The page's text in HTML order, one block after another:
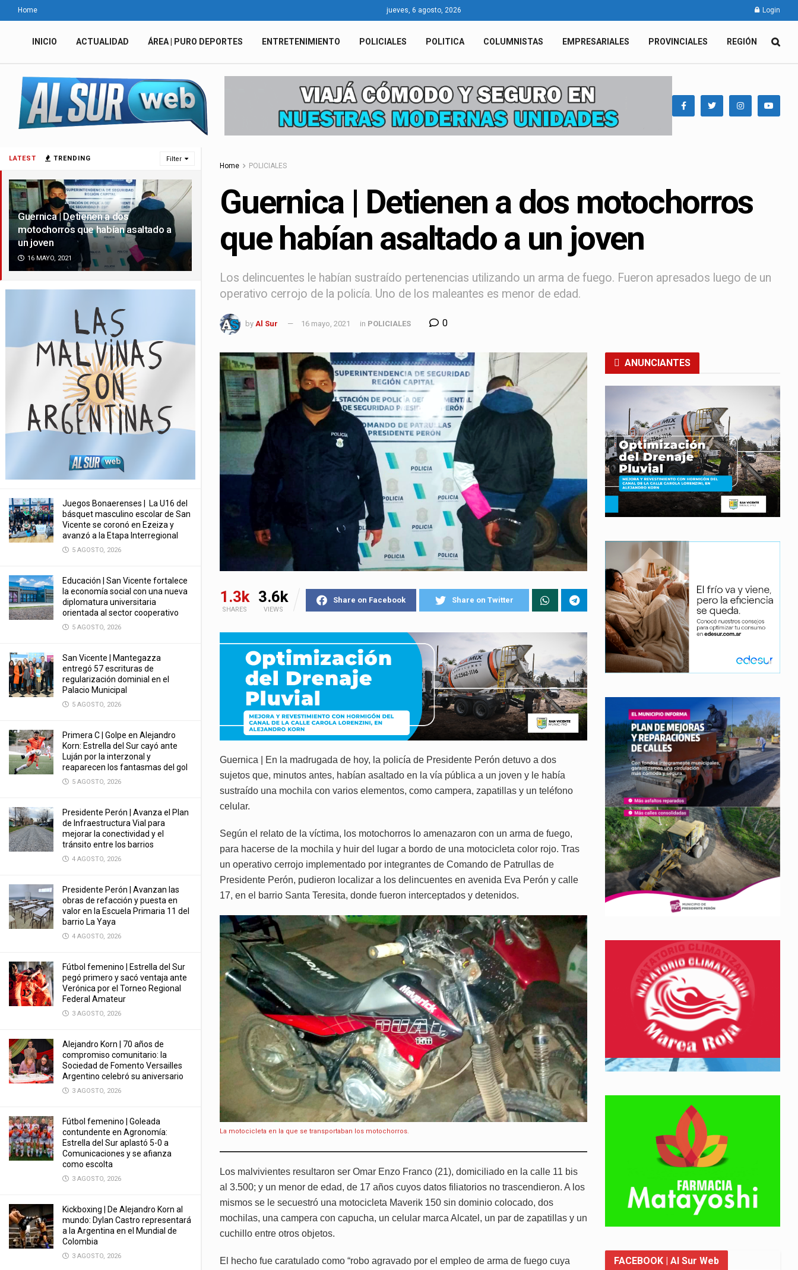
LATEST TRENDING Filter
Guernica | Detienen a dos
motochorros que habían asaltado a
un joven
16 MAYO, 2021
Juegos Bonaerenses | La U16 del
básquet masculino escolar de San
Vicente se coronó en Ezeiza y
avanzó a la Etapa Interregional
5 AGOSTO, 2026
Educación | San Vicente fortalece
la economía social con una nueva
diplomatura universitaria
orientada al sector cooperativo
5 AGOSTO, 2026
San Vicente | Mantegazza
entregó 57 escrituras de
regularización dominial en el
Palacio Municipal
5 AGOSTO, 2026
Primera C | Golpe en Alejandro
Korn: Estrella del Sur cayó ante
Luján por la interzonal y
reaparecen los fantasmas del gol
5 AGOSTO, 2026
Presidente Perón | Avanza el Plan
de Infraestructura Vial para
mejorar la conectividad y el
tránsito entre los barrios
4 AGOSTO, 2026
Presidente Perón | Avanzan las
obras de refacción y puesta en
valor en la Escuela Primaria 11 del
barrio La Yaya
4 AGOSTO, 2026
Fútbol femenino | Estrella del Sur
pegó primero y sacó ventaja ante
Verónica por el Torneo Regional
Federal Amateur
3 AGOSTO, 2026
Alejandro Korn | 70 años de
compromiso comunitario: la
Sociedad de Fomento Versailles
Argentino celebró su aniversario
3 AGOSTO, 2026
Fútbol femenino | Goleada
contundente en Agronomía:
Estrella del Sur aplastó 5-0 a
Comunicaciones y se afianza
como escolta
3 AGOSTO, 2026
Kickboxing | De Alejandro Korn al
mundo: Dylan Castro representará
a la Argentina en el Mundial de
Colombia
3 AGOSTO, 2026
Home jueves, 6 agosto, 2026 Login
INICIO ACTUALIDAD ÁREA | PURO DEPORTES ENTRETENIMIENTO POLICIALES POLITICA COLUMNISTAS EMPRESARIALES PROVINCIALES REGIÓN
Home POLICIALES
Guernica | Detienen a dos motochorros
que habían asaltado a un joven
Los delincuentes le habían sustraído pertenencias utilizando un arma de fuego. Fueron apresados luego de un
operativo cerrojo de la policía. Uno de los maleantes es menor de edad.
by Al Sur 16 mayo, 2021 in POLICIALES 0
1.3k
SHARES
3.6k
VIEWS
Share on Facebook Share on Twitter
Guernica | En la madrugada de hoy, la policía de Presidente Perón detuvo a dos
sujetos que, minutos antes, habían asaltado en la vía pública a un joven y le había
sustraído una mochila con varios elementos, como campera, zapatillas y un teléfono
celular.
Según el relato de la víctima, los motochorros lo amenazaron con un arma de fuego,
para hacerse de la mochila y huir del lugar a bordo de una motocicleta color rojo. Tras
un operativo cerrojo implementado por integrantes de Comando de Patrullas de
Presidente Perón, pudieron localizar a los delincuentes en avenida Eva Perón y calle
17, en el barrio Santa Teresita, donde fueron interceptados y detenidos.
La motocicleta en la que se transportaban los motochorros.
Los malvivientes resultaron ser Omar Enzo Franco (21), domiciliado en la calle 11 bis
al 3.500; y un menor de edad, de 17 años cuyos datos filiatorios no trascendieron. A los
mismos se le secuestró una motocicleta Maverik 150 sin dominio colocado, dos
mochilas, una campera con capucha, un celular marca Alcatel, un par de zapatillas y un
cuchillo entre otros objetos.
El hecho fue caratulado como “robo agravado por el empleo de arma de fuego cuya
ANUNCIANTES
FACEBOOK | Al Sur Web